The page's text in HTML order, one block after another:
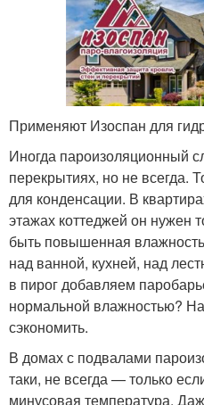
Применяют Изоспан для
Иногда пароизоляционный
перекрытиях, но не всегда.
для конденсации. В
этажах коттеджей он нужен
быть повышенная
над ванной, кухней, над
в пирог добавляем
нормальной влажностью?
сэкономить.
В домах с подвалами
таки, не всегда — только
минусовая температура.